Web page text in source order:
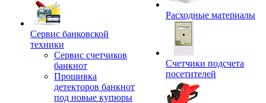
Сервис банковской
техники
Сервис счетчиков
банкнот
Прошивка
детекторов банкнот
под новые купюры
Расходные материалы
Счетчики подсчета
посетителей